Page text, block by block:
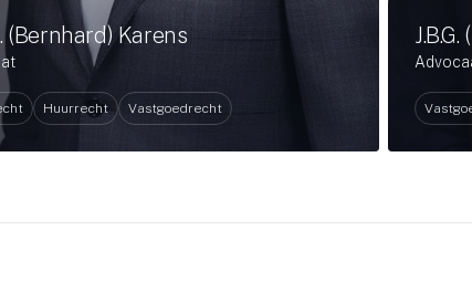
(Bernhard) Karens
Huurrecht Vastgoedrecht